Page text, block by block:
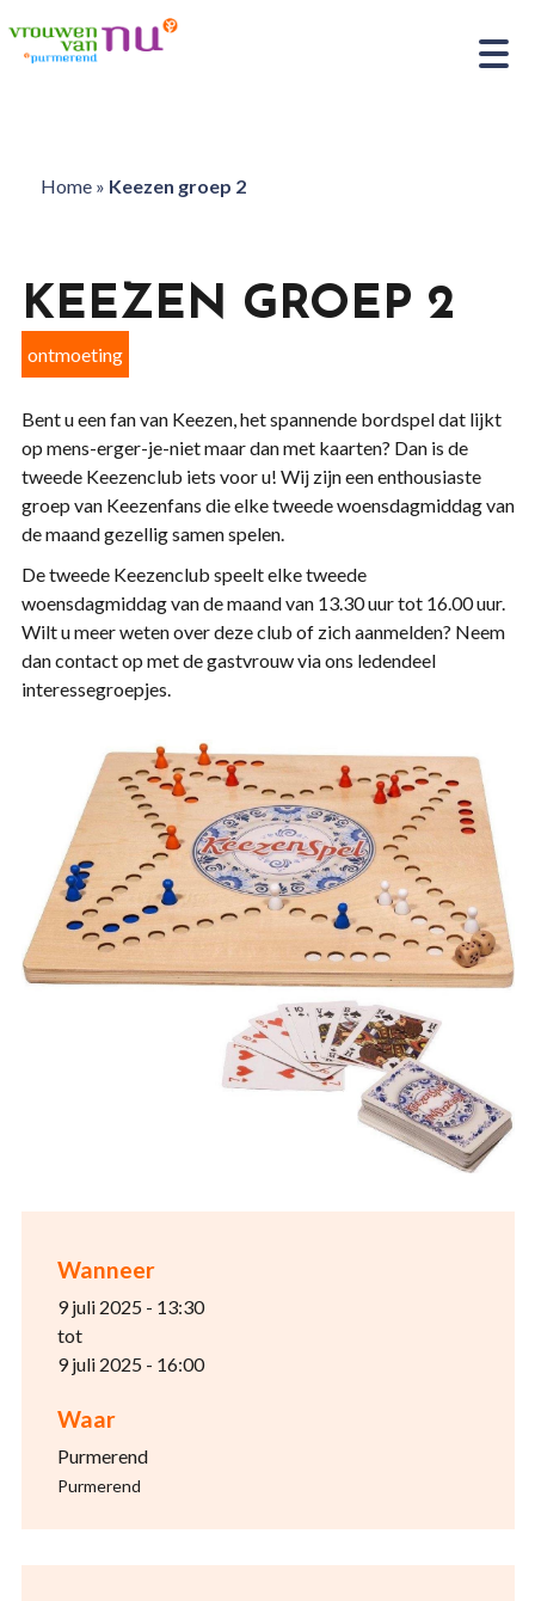
Home» Keezen groep 2
Wanneer
9 juli 2025 - 13:30
tot
9 juli 2025 - 16:00
Waar
Purmerend
Purmerend
KEEZEN GROEP 2
ontmoeting
Bent u een fan van Keezen, het spannende bordspel dat lijkt
op mens-erger-je-niet maar dan met kaarten? Dan is de
tweede Keezenclub iets voor u! Wij zijn een enthousiaste
groep van Keezenfans die elke tweede woensdagmiddag van
de maand gezellig samen spelen.
De tweede Keezenclub speelt elke tweede
woensdagmiddag van de maand van 13.30 uur tot 16.00 uur.
Wilt u meer weten over deze club of zich aanmelden? Neem
dan contact op met de gastvrouw via ons ledendeel
interessegroepjes.